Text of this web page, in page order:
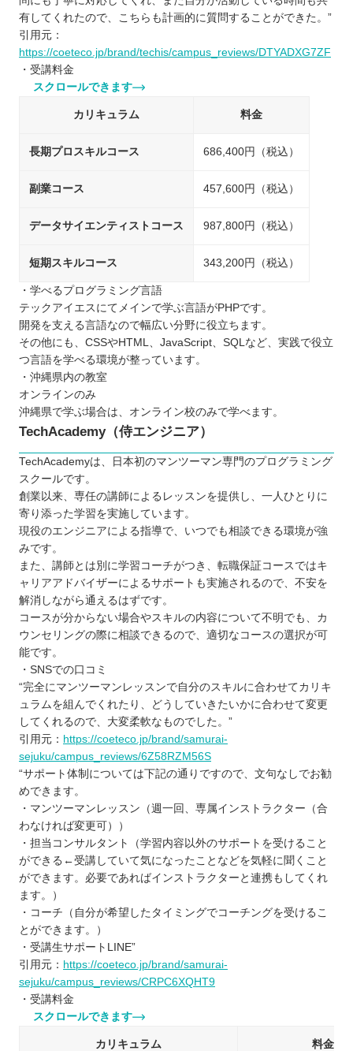
有してくれたので、こちらも計画的に質問することができた。”
引用元：
https://coeteco.jp/brand/techis/campus_reviews/DTYADXG7ZF
・受講料金
スクロールできます
カリキュラム 料金
長期プロスキルコース 686,400円（税込）
副業コース 457,600円（税込）
データサイエンティストコース 987,800円（税込）
短期スキルコース 343,200円（税込）
・学べるプログラミング言語
テックアイエスにてメインで学ぶ言語がPHPです。
開発を支える言語なので幅広い分野に役立ちます。
その他にも、CSSやHTML、JavaScript、SQLなど、実践で役立
つ言語を学べる環境が整っています。
・沖縄県内の教室
オンラインのみ
沖縄県で学ぶ場合は、オンライン校のみで学べます。
TechAcademy（侍エンジニア）
TechAcademyは、日本初のマンツーマン専門のプログラミング
スクールです。
創業以来、専任の講師によるレッスンを提供し、一人ひとりに
寄り添った学習を実施しています。
現役のエンジニアによる指導で、いつでも相談できる環境が強
みです。
また、講師とは別に学習コーチがつき、転職保証コースではキ
ャリアアドバイザーによるサポートも実施されるので、不安を
解消しながら通えるはずです。
コースが分からない場合やスキルの内容について不明でも、カ
ウンセリングの際に相談できるので、適切なコースの選択が可
能です。
・SNSでの口コミ
“完全にマンツーマンレッスンで自分のスキルに合わせてカリキ
ュラムを組んでくれたり、どうしていきたいかに合わせて変更
してくれるので、大変柔軟なものでした。”
引用元： https://coeteco.jp/brand/samurai-
sejuku/campus_reviews/6Z58RZM56S
“サポート体制については下記の通りですので、文句なしでお勧
めできます。
・マンツーマンレッスン（週一回、専属インストラクター（合
わなければ変更可））
・担当コンサルタント（学習内容以外のサポートを受けること
ができる←受講していて気になったことなどを気軽に聞くこと
ができます。必要であればインストラクターと連携もしてくれ
ます。）
・コーチ（自分が希望したタイミングでコーチングを受けるこ
とができます。）
・受講生サポートLINE”
引用元： https://coeteco.jp/brand/samurai-
sejuku/campus_reviews/CRPC6XQHT9
・受講料金
スクロールできます
カリキュラム 料金